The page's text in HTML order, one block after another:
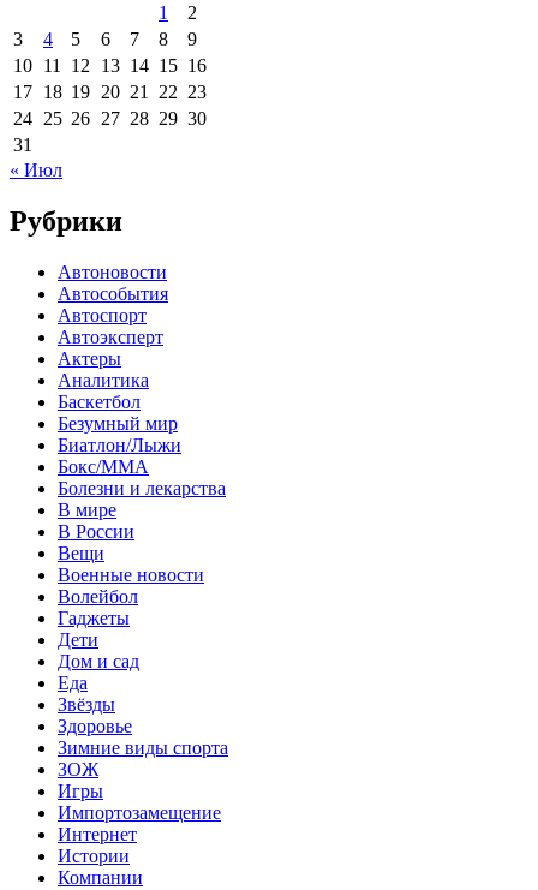
1
2
3
4 5 6 7 8
9
10 11 12 13 14 15 16
17 18 19 20 21 22 23
24 25 26 27 28 29 30
31
« Июл
Рубрики
Автоновости
Автособытия
Автоспорт
Автоэксперт
Актеры
Аналитика
Баскетбол
Безумный мир
Биатлон/Лыжи
Бокс/MMA
Болезни и лекарства
В мире
В России
Вещи
Военные новости
Волейбол
Гаджеты
Дети
Дом и сад
Еда
Звёзды
Здоровье
Зимние виды спорта
ЗОЖ
Игры
Импортозамещение
Интернет
Истории
Компании